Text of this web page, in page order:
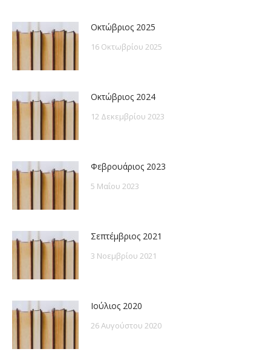
Οκτώβριος 2025
16 Οκτωβρίου 2025
Οκτώβριος 2024
12 Δεκεμβρίου 2023
Φεβρουάριος 2023
5 Μαΐου 2023
Σεπτέμβριος 2021
3 Νοεμβρίου 2021
Ιούλιος 2020
26 Αυγούστου 2020